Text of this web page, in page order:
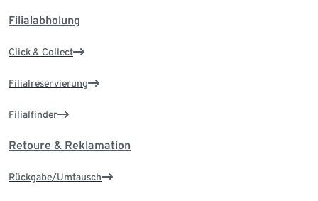
Filialabholung
Click & Collect
Filialreservierung
Filialfinder
Retoure & Reklamation
Rückgabe/Umtausch